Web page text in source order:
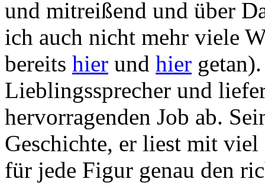
und mitreißend und über
ich auch nicht mehr viele
bereits hier und hier
Lieblingssprecher und
hervorragenden Job ab.
Geschichte, er liest mit
für jede Figur genau den